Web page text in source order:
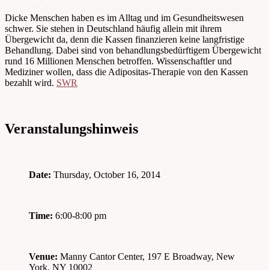
Dicke Menschen haben es im Alltag und im Gesundheitswesen
schwer. Sie stehen in Deutschland häufig allein mit ihrem
Übergewicht da, denn die Kassen finanzieren keine langfristige
Behandlung. Dabei sind von behandlungsbedürftigem Übergewicht
rund 16 Millionen Menschen betroffen. Wissenschaftler und
Mediziner wollen, dass die Adipositas-Therapie von den Kassen
bezahlt wird. SWR
Veranstalungshinweis
Date: Thursday, October 16, 2014
Time: 6:00-8:00 pm
Venue: Manny Cantor Center, 197 E Broadway, New
York, NY 10002